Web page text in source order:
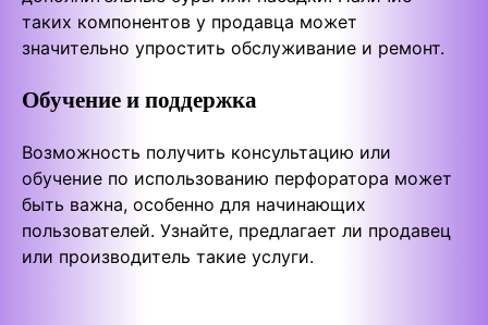
таких компонентов у продавца может
значительно упростить обслуживание и ремонт.
Обучение и поддержка
Возможность получить консультацию или
обучение по использованию перфоратора может
быть важна, особенно для начинающих
пользователей. Узнайте, предлагает ли продавец
или производитель такие услуги.